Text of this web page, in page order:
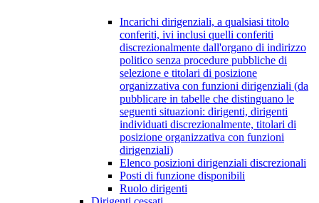
Incarichi dirigenziali, a qualsiasi titolo
conferiti, ivi inclusi quelli conferiti
discrezionalmente dall'organo di indirizzo
politico senza procedure pubbliche di
selezione e titolari di posizione
organizzativa con funzioni dirigenziali (da
pubblicare in tabelle che distinguano le
seguenti situazioni: dirigenti, dirigenti
individuati discrezionalmente, titolari di
posizione organizzativa con funzioni
dirigenziali)
Elenco posizioni dirigenziali discrezionali
Posti di funzione disponibili
Ruolo dirigenti